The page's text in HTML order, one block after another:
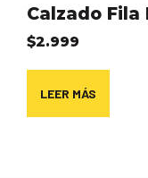
Calzado Fila
$2.999
LEER MÁS